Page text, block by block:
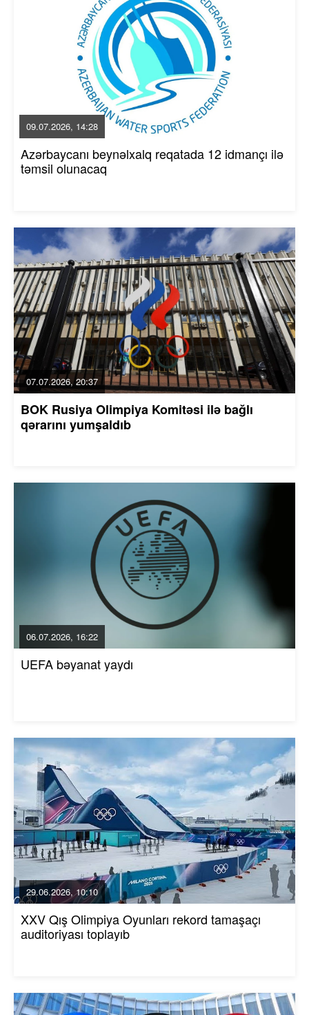
09.07.2026, 14:28
Azərbaycanı beynəlxalq reqatada 12 idmançı ilə
təmsil olunacaq
07.07.2026, 20:37
BOK Rusiya Olimpiya Komitəsi ilə bağlı
qərarını yumşaldıb
06.07.2026, 16:22
UEFA bəyanat yaydı
29.06.2026, 10:10
XXV Qış Olimpiya Oyunları rekord tamaşaçı
auditoriyası toplayıb